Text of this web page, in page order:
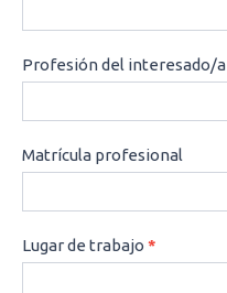
Profesión del interesado/a
Matrícula profesional
Lugar de trabajo *